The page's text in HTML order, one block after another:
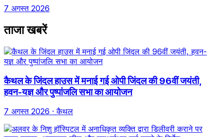
7 अगस्त 2026
ताजा खबरें
कैथल के जिंदल हाउस में मनाई गई ओपी जिंदल की 96वीं जयंती,
हवन-यज्ञ और पुष्पांजलि सभा का आयोजन
7 अगस्त 2026 · कैथल